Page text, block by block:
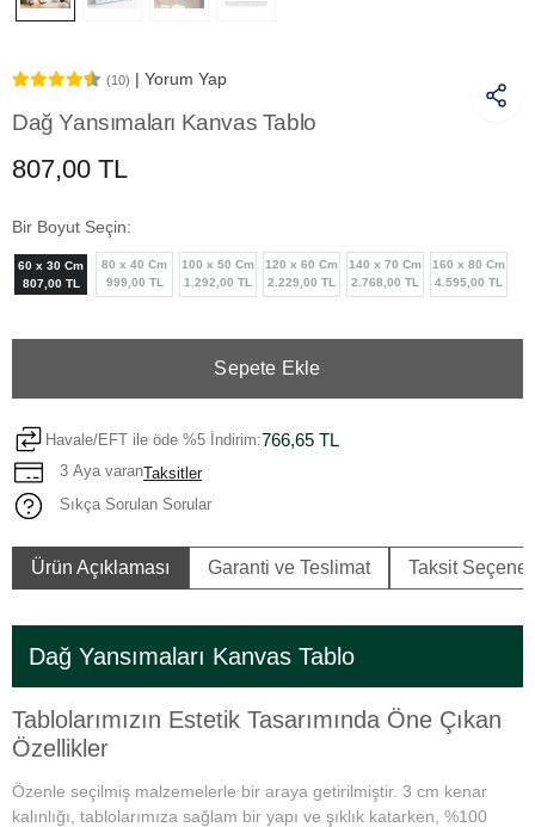
(10) | Yorum Yap
Dağ Yansımaları Kanvas Tablo
807,00 TL
Bir Boyut Seçin:
60 x 30 Cm
807,00 TL
80 x 40 Cm
999,00 TL
100 x 50 Cm
1.292,00 TL
120 x 60 Cm
2.229,00 TL
140 x 70 Cm
2.768,00 TL
160 x 80 Cm
4.595,00 TL
Sepete Ekle
Havale/EFT ile öde %5 İndirim:766,65 TL
3 Aya varanTaksitler
Sıkça Sorulan Sorular
Ürün Açıklaması Garanti ve Teslimat Taksit
Dağ Yansımaları Kanvas Tablo
Tablolarımızın Estetik Tasarımında Öne Çıkan
Özellikler
Özenle seçilmiş malzemelerle bir araya getirilmiştir. 3 cm kenar
kalınlığı, tablolarımıza sağlam bir yapı ve şıklık katarken, %100